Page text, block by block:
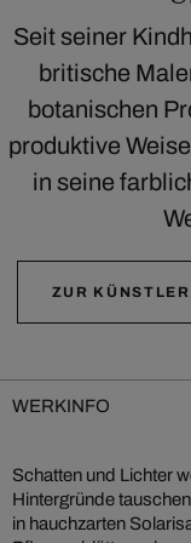
Seit seiner
britische
botanischen
produktive
in seine
ZUR
WERKINFO
Schatten und Lichter
Hintergründe
in hauchzarten